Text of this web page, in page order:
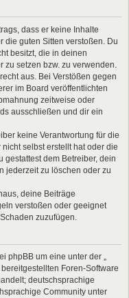
dass er keine Inhalte
die guten Sitten verstoßen. Du
besitzt, die in deinen
setzen bzw. zu verwenden.
aus. Bei Verstößen gegen
im Board veröffentlichten
zeitweise oder
ausschließen und dir ein
keine Verantwortung für die
selbst erstellt hat oder die
gestattest dem Betreiber, dein
jederzeit zu löschen oder zu
deine Beiträge
verstoßen oder geeignet
zuzufügen.
phpBB um eine unter der „
bereitgestellten Foren-Software
deutschsprachige
Community unter